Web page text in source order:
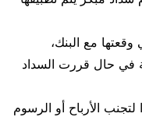
وقعتها مع البنك،
في حال قررت السداد
الأرباح أو الرسوم